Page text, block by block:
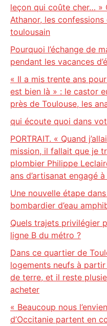
leçon qui coûte cher… »
Athanor, les confessions
toulousain
Pourquoi l’échange de
pendant les vacances
« Il a mis trente ans
est bien là » : le castor
près de Toulouse, les
qui écoute quoi dans
PORTRAIT. « Quand
mission, il fallait que je
plombier Philippe
ans d’artisanat engagé
Une nouvelle étape
bombardier d’eau
Quels trajets privilégier
ligne B du métro ?
Dans ce quartier de
logements neufs à
de terre, et il reste
acheter
« Beaucoup nous
d’Occitanie partent en